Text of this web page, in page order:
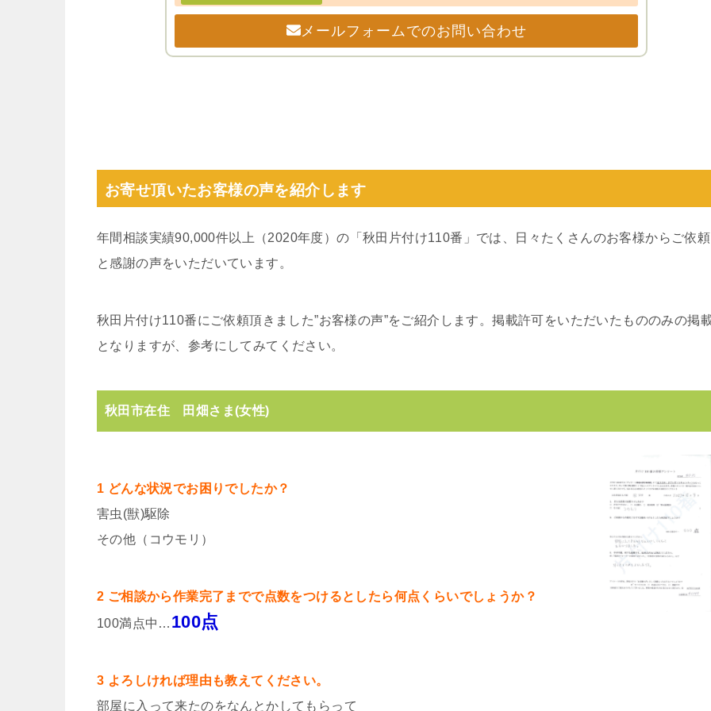
メールフォームでのお問い合わせ
お寄せ頂いたお客様の声を紹介します
年間相談実績90,000件以上（2020年度）の「秋田片付け110番」では、日々たくさんのお客様からご依頼
と感謝の声をいただいています。
秋田片付け110番にご依頼頂きました”お客様の声”をご紹介します。掲載許可をいただいたもののみの掲
となりますが、参考にしてみてください。
秋田市在住 田畑さま(女性)
1 どんな状況でお困りでしたか？
害虫(獣)駆除
その他（コウモリ）
2 ご相談から作業完了までで点数をつけるとしたら何点くらいでしょうか？
100満点中… 100点
3 よろしければ理由も教えてください。
部屋に入って来たのをなんとかしてもらって